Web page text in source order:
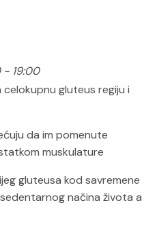
- 19:00
gluteus regiju i
da im pomenute
muskulature
gluteusa kod savremene
načina života a